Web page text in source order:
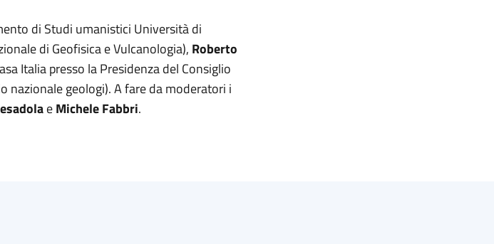
di Studi umanistici Università di
di Geofisica e Vulcanologia), Roberto
Italia presso la Presidenza del Consiglio
nazionale geologi). A fare da moderatori i
eMichele Fabbri.